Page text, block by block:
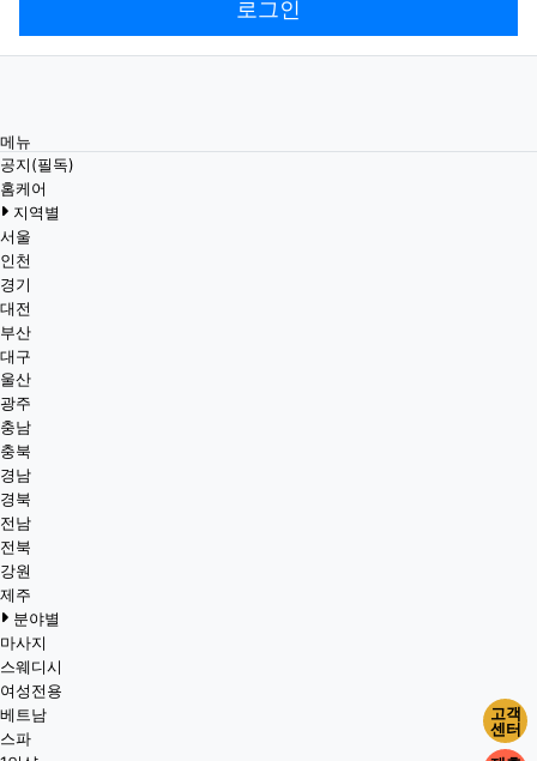
로그인
메뉴
공지(필독)
홈케어
지역별
서울
인천
경기
대전
부산
대구
울산
광주
충남
충북
경남
경북
전남
전북
강원
제주
분야별
마사지
스웨디시
여성전용
베트남
스파
고객
센터